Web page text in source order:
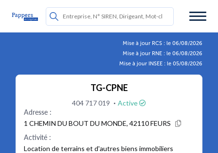
Mise à jour RCS : le 06/08/2026
Mise à jour RNE : le 06/08/2026
Mise à jour INSEE : le 05/08/2026
TG-CPNE
404 717 019 · Active
Adresse :
1 CHEMIN DU BOUT DU MONDE, 42110 FEURS
Activité :
Location de terrains et d'autres biens immobiliers